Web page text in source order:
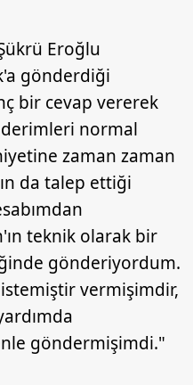
Eroğlu
gönderdiği
bir cevap vererek
normal
zaman zaman
da talep ettiği
teknik olarak bir
gönderiyordum.
vermişimdir,
göndermişimdi."